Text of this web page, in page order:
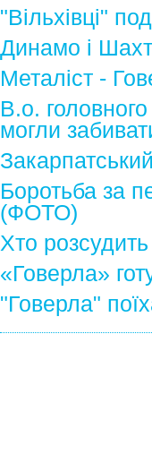
"Вільхівці"
Динамо і
Металіст -
В.о.
могли
Боротьба за
(ФОТО)
Хто
«Говерла»
"Говерла"